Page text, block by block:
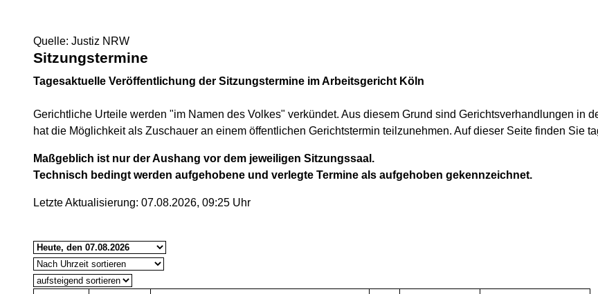
Quelle: Justiz NRW
Sitzungstermine
Tagesaktuelle Veröffentlichung der Sitzungstermine im Arbeitsgericht Köln
Gerichtliche Urteile werden "im Namen des Volkes" verkündet. Aus diesem Grund sind Gerichtsverhandlungen in
hat die Möglichkeit als Zuschauer an einem öffentlichen Gerichtstermin teilzunehmen. Auf dieser Seite finden Sie
Maßgeblich ist nur der Aushang vor dem jeweiligen Sitzungssaal.
Technisch bedingt werden aufgehobene und verlegte Termine als aufgehoben gekennzeichnet.
Letzte Aktualisierung: 07.08.2026, 09:25 Uhr